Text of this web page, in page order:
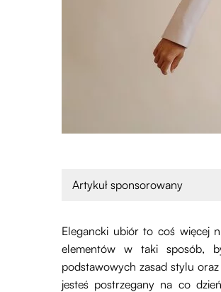
Artykuł sponsorowany
Elegancki ubiór to coś więcej
elementów w taki sposób,
podstawowych zasad stylu
jesteś postrzegany na co